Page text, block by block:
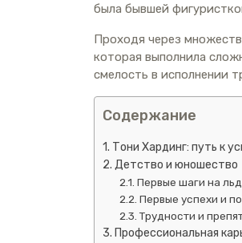
была бывшей
Проходя через
которая выполнила
смелость в исполнении
Содержание
Тони Хардинг: путь к
Детство и юношество
Первые шаги на
Первые успехи и
Трудности и
Профессиональная